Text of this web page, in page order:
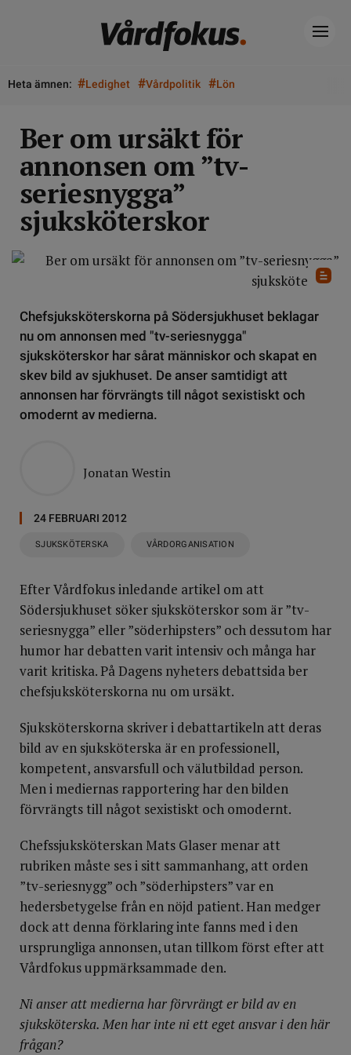
Heta ämnen: #Ledighet #Vårdpolitik #Lön
Ber om ursäkt för
annonsen om ”tv-
seriesnygga”
sjuksköterskor
Chefsjuksköterskorna på Södersjukhuset beklagar
nu om annonsen med "tv-seriesnygga"
sjuksköterskor har sårat människor och skapat en
skev bild av sjukhuset. De anser samtidigt att
annonsen har förvrängts till något sexistiskt och
omodernt av medierna.
Jonatan Westin
24 FEBRUARI 2012
SJUKSKÖTERSKA VÅRDORGANISATION
Efter Vårdfokus inledande artikel om att
Södersjukhuset söker sjuksköterskor som är ”tv-
seriesnygga” eller ”söderhipsters” och dessutom har
humor har debatten varit intensiv och många har
varit kritiska. På Dagens nyheters debattsida ber
chefsjuksköterskorna nu om ursäkt.
Sjuksköterskorna skriver i debattartikeln att deras
bild av en sjuksköterska är en professionell,
kompetent, ansvarsfull och välutbildad person.
Men i mediernas rapportering har den bilden
förvrängts till något sexistiskt och omodernt.
Chefssjuksköterskan Mats Glaser menar att
rubriken måste ses i sitt sammanhang, att orden
”tv-seriesnygg” och ”söderhipsters” var en
hedersbetygelse från en nöjd patient. Han medger
dock att denna förklaring inte fanns med i den
ursprungliga annonsen, utan tillkom först efter att
Vårdfokus uppmärksammade den.
Ni anser att medierna har förvrängt er bild av en
sjuksköterska. Men har inte ni ett eget ansvar i den här
frågan?